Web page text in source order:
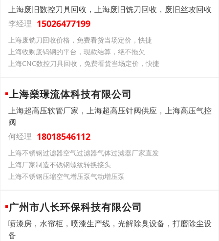
上海废旧数控刀具回收，上海废旧铣刀回收，废旧丝攻回收
李经理 15026477199
上海废铣刀回收价格，免费看货当场定价，快捷
上海收购废钨钢的平台，现款结算，绝不拖欠
上海CNC数控刀具回收，免费看货当场定价，快捷
上海燊璟流体科技有限公司
上海超高压软管厂家，上海超高压针阀供应，上海高压气控
阀
何经理 18018546112
上海不锈钢过滤器空气过滤器气体过滤器厂家直发
上海厂家制造不锈钢螺纹转换接头
上海不锈钢压缩空气增压泵气动增压泵
广州市八长环保科技有限公司
喷漆房，水帘柜，喷漆生产线，光解除臭设备，打磨除尘设
备